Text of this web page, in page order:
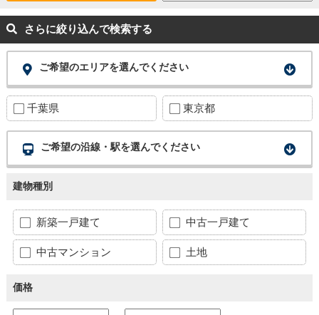
さらに絞り込んで検索する
ご希望のエリアを選んでください
千葉県 東京都
ご希望の沿線・駅を選んでください
建物種別
新築一戸建て 中古一戸建て
中古マンション 土地
価格